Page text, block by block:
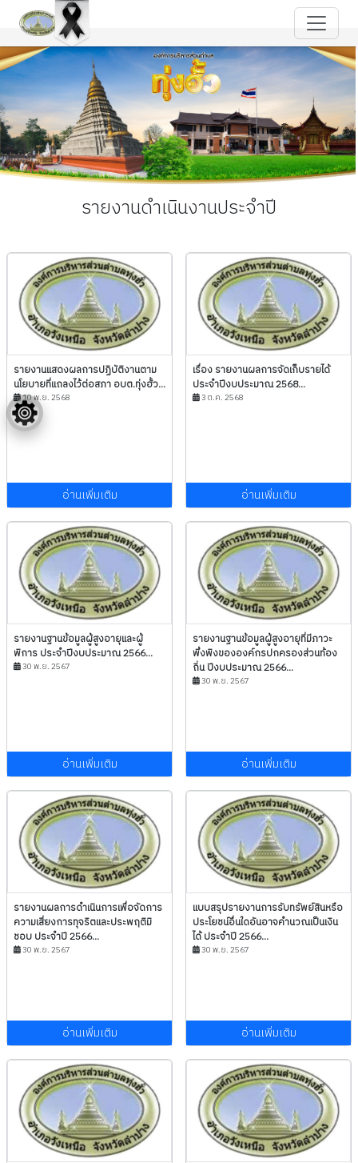
รายงานดำเนินงานประจำปี
รายงานแสดงผลการปฏิบัติงานตาม
นโยบายที่แถลงไว้ต่อสภา อบต.ทุ่งฮั้ว...
10 พ.ย. 2568
อ่านเพิ่มเติม
เรื่อง รายงานผลการจัดเก็บรายได้
ประจำปีงบประมาณ 2568...
3 ต.ค. 2568
อ่านเพิ่มเติม
รายงานฐานข้อมูลผู้สูงอายุและผู้
พิการ ประจำปีงบประมาณ 2566...
30 พ.ย. 2567
อ่านเพิ่มเติม
รายงานฐานข้อมูลผู้สูงอายุที่มีภาวะ
พึ่งพิงขององค์กรปกครองส่วนท้อง
ถิ่น ปีงบประมาณ 2566...
30 พ.ย. 2567
อ่านเพิ่มเติม
รายงานผลการดำเนินการเพื่อจัดการ
ความเสี่ยงการทุจริตและประพฤติมิ
ชอบ ประจำปี 2566...
30 พ.ย. 2567
อ่านเพิ่มเติม
แบบสรุปรายงานการรับทรัพย์สินหรือ
ประโยชน์อื่นใดอันอาจคำนวณเป็นเงิน
ได้ ประจำปี 2566...
30 พ.ย. 2567
อ่านเพิ่มเติม